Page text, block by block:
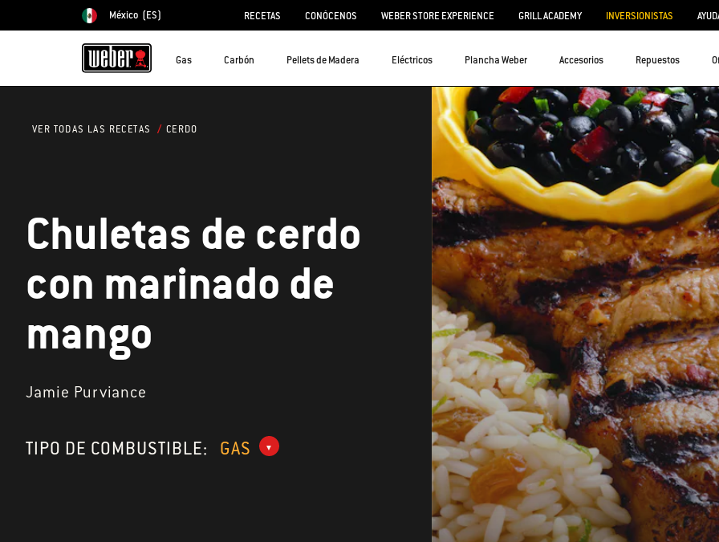
Elegir país
México (ES) RECETAS CONÓCENOS WEBER STORE EXPERIENCE GRILL ACADEMY INVERSIONISTAS
Gas Carbón Pellets de Madera Eléctricos Plancha Weber Accesorios Repuestos
VER TODAS LAS RECETAS CERDO
Chuletas de cerdo
con marinado de
mango
Jamie Purviance
TIPO DE COMBUSTIBLE: GAS